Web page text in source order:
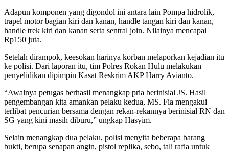
Adapun komponen yang digondol ini antara lain Pompa hidrolik,
trapel motor bagian kiri dan kanan, handle tangan kiri dan kanan,
handle trek kiri dan kanan serta sentral join. Nilainya mencapai
Rp150 juta.
Setelah dirampok, keesokan harinya korban melaporkan kejadian itu
ke polisi. Dari laporan itu, tim Polres Rokan Hulu melakukan
penyelidikan dipimpin Kasat Reskrim AKP Harry Avianto.
“Awalnya petugas berhasil menangkap pria berinisial JS. Hasil
pengembangan kita amankan pelaku kedua, MS. Fia mengakui
terlibat pencurian bersama dengan rekan-rekannya berinisial RN dan
SG yang kini masih diburu,” ungkap Hasyim.
Selain menangkap dua pelaku, polisi menyita beberapa barang
bukti, berupa senapan angin, pistol replika, sebo, tali rafia untuk